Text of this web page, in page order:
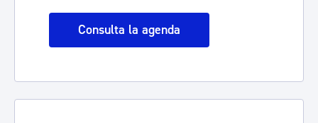
Consulta la agenda